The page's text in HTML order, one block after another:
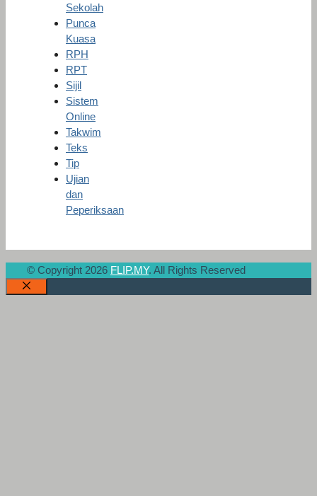
Sekolah
Punca
Kuasa
RPH
RPT
Sijil
Sistem
Online
Takwim
Teks
Tip
Ujian
dan
Peperiksaan
© Copyright 2026 FLIP.MY. All Rights Reserved
Close